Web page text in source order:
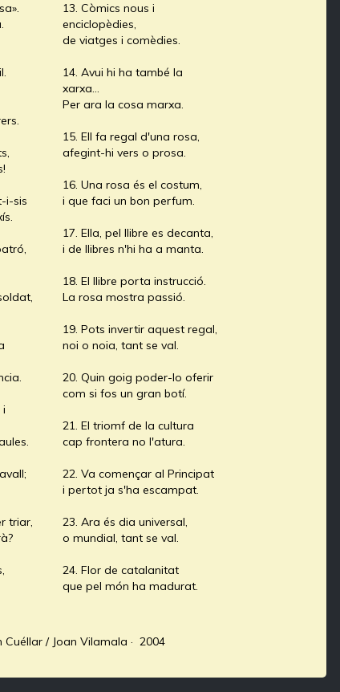
i-sis
i
triar,
13. Còmics nous i
enciclopèdies,
de viatges i comèdies.
14. Avui hi ha també la
xarxa…
Per ara la cosa marxa.
15. Ell fa regal d'una rosa,
afegint-hi vers o prosa.
16. Una rosa és el costum,
i que faci un bon perfum.
17. Ella, pel llibre es decanta,
i de llibres n'hi ha a manta.
18. El llibre porta instrucció.
La rosa mostra passió.
19. Pots invertir aquest regal,
noi o noia, tant se val.
20. Quin goig poder-lo oferir
com si fos un gran botí.
21. El triomf de la cultura
cap frontera no l'atura.
22. Va començar al Principat
i pertot ja s'ha escampat.
23. Ara és dia universal,
o mundial, tant se val.
24. Flor de catalanitat
que pel món ha madurat.
Cuéllar / Joan Vilamala · 2004